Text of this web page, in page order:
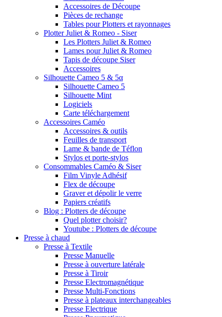
Accessoires de Découpe
Pièces de rechange
Tables pour Plotters et rayonnages
Plotter Juliet & Romeo - Siser
Les Plotters Juliet & Romeo
Lames pour Juliet & Romeo
Tapis de découpe Siser
Accessoires
Silhouette Cameo 5 & 5α
Silhouette Cameo 5
Silhouette Mint
Logiciels
Carte téléchargement
Accessoires Caméo
Accessoires & outils
Feuilles de transport
Lame & bande de Téflon
Stylos et porte-stylos
Consommables Caméo & Siser
Film Vinyle Adhésif
Flex de découpe
Graver et dépolir le verre
Papiers créatifs
Blog : Plotters de découpe
Quel plotter choisir?
Youtube : Plotters de découpe
Presse à chaud
Presse à Textile
Presse Manuelle
Presse à ouverture latérale
Presse à Tiroir
Presse Electromagnétique
Presse Multi-Fonctions
Presse à plateaux interchangeables
Presse Electrique